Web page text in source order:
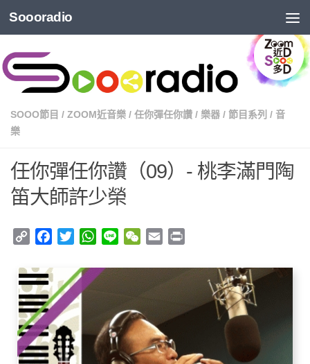
Soooradio
SOOO節目 / ZOOM近音樂 / 任你彈任你讚 / 樂器 / 節目系列 / 音
樂
任你彈任你讚（09）- 桃李滿門陶
笛大師許少榮
Copy
Facebook
TwitterWhatsApp
Line WeChat
Email